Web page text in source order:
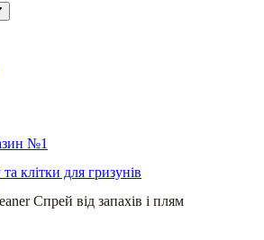
№1
клітки для гризунів
Спрей від запахів і плям